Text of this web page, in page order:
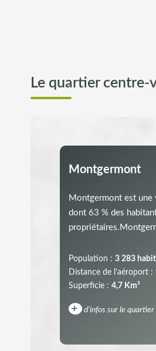
Le quartier centre-
Montgermont
Montgermont est
dont 63 % des
Population : 3 283
Distance de l'aéroport :
Superficie : 4,7 Km²
+ d'infos sur le quartier